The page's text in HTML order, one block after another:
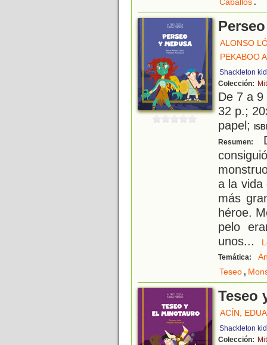
Caballos
ALONSO
PEKABOO
Shackleton
Colección:
De 7 a
32 p.;
papel;
Resumen:
a la vida
más
héroe.
pelo
unos...
Temática:
Teseo,
Teseo
ACÍN,
Shackleton
Colección: